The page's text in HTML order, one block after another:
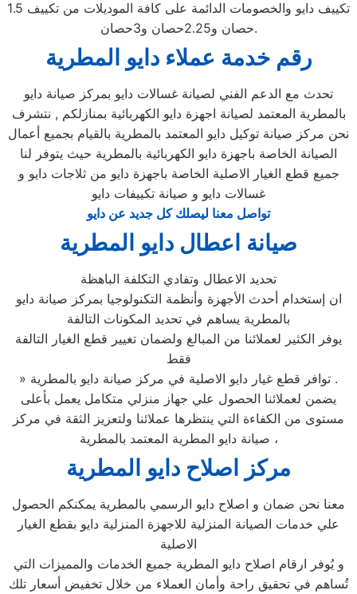
تكييف دايو والخصومات الدائمة على كافة الموديلات من تكييف 1.5
حصان و2.25حصان و3حصان.
رقم خدمة عملاء دايو المطرية
تحدث مع الدعم الفني لصيانة غسالات دايو بمركز صيانة دايو
بالمطرية المعتمد لصيانة اجهزة دايو الكهربائية بمنازلكم , نتشرف
نحن مركز صيانة توكيل دايو المعتمد بالمطرية بالقيام بجميع أعمال
الصيانة الخاصة باجهزة دايو الكهربائية بالمطرية حيث يتوفر لنا
جميع قطع الغيار الاصلية الخاصة باجهزة دايو من ثلاجات دايو و
غسالات دايو و صيانة تكييفات دايو
تواصل معنا ليصلك كل جديد عن دايو
صيانة اعطال دايو المطرية
تحديد الاعطال وتفادي التكلفة الباهظة
ان إستخدام أحدث الأجهزة وأنظمة التكنولوجيا بمركز صيانة دايو
بالمطرية يساهم في تحديد المكونات التالفة
يوفر الكثير لعملائنا من المبالغ ولضمان تغيير قطع الغيار التالفة
فقط
» توافر قطع غيار دايو الاصلية في مركز صيانة دايو بالمطرية .
يضمن لعملائنا الحصول علي جهاز منزلي متكامل يعمل بأعلى
مستوى من الكفاءة التي ينتظرها عملائنا ولتعزيز الثقة في مركز
صيانة دايو المطرية المعتمد بالمطرية ،
مركز اصلاح دايو المطرية
معنا نحن ضمان و اصلاح دايو الرسمي بالمطرية يمكنكم الحصول
علي خدمات الصيانة المنزلية للاجهزة المنزلية دايو بقطع الغيار
الاصلية
و يُوفر ارقام اصلاح دايو المطرية جميع الخدمات والمميزات التي
تُساهم في تحقيق راحة وأمان العملاء من خلال تخفيض أسعار تلك